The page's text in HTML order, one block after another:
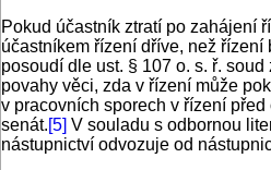
Pokud účastník ztratí po zahájení
účastníkem řízení dříve, než
posoudí dle ust. § 107 o. s. ř.
povahy věci, zda v řízení může
v pracovních sporech v řízení
senát.[5] V souladu s odbornou
nástupnictví odvozuje od